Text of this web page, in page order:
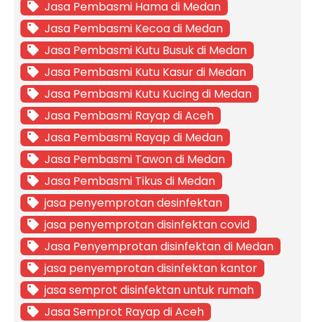
Jasa Pembasmi Hama di Medan
Jasa Pembasmi Kecoa di Medan
Jasa Pembasmi Kutu Busuk di Medan
Jasa Pembasmi Kutu Kasur di Medan
Jasa Pembasmi Kutu Kucing di Medan
Jasa Pembasmi Rayap di Aceh
Jasa Pembasmi Rayap di Medan
Jasa Pembasmi Tawon di Medan
Jasa Pembasmi Tikus di Medan
jasa penyemprotan desinfektan
jasa penyemprotan disinfektan covid
Jasa Penyemprotan disinfektan di Medan
jasa penyemprotan disinfektan kantor
jasa semprot disinfektan untuk rumah
Jasa Semprot Rayap di Aceh